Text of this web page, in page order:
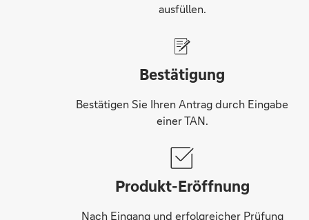
ausfüllen.
Bestätigung
Bestätigen Sie Ihren Antrag durch Eingabe
einer TAN.
Produkt-Eröffnung
Nach Eingang und erfolgreicher Prüfung